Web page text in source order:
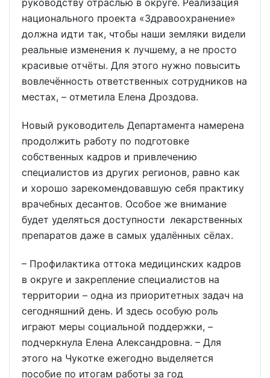
руководству отраслью в округе. Реализация
национального проекта «Здравоохранение»
должна идти так, чтобы наши земляки видели
реальные изменения к лучшему, а не просто
красивые отчёты. Для этого нужно повысить
вовлечённость ответственных сотрудников на
местах, – отметила Елена Дроздова.
Новый руководитель Департамента намерена
продолжить работу по подготовке
собственных кадров и привлечению
специалистов из других регионов, равно как
и хорошо зарекомендовавшую себя практику
врачебных десантов. Особое же внимание
будет уделяться доступности лекарственных
препаратов даже в самых удалённых сёлах.
– Профилактика оттока медицинских кадров
в округе и закрепление специалистов на
территории – одна из приоритетных задач на
сегодняшний день. И здесь особую роль
играют меры социальной поддержки, –
подчеркнула Елена Александровна. – Для
этого на Чукотке ежегодно выделяется
пособие по итогам работы за год